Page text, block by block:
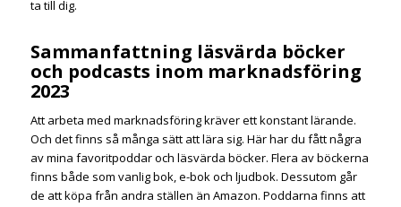
ta till dig.
Sammanfattning läsvärda böcker
och podcasts inom marknadsföring
2023
Att arbeta med marknadsföring kräver ett konstant lärande.
Och det finns så många sätt att lära sig. Här har du fått några
av mina favoritpoddar och läsvärda böcker. Flera av böckerna
finns både som vanlig bok, e-bok och ljudbok. Dessutom går
de att köpa från andra ställen än Amazon. Poddarna finns att